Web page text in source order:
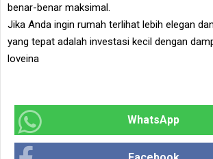
benar-benar maksimal.
Jika Anda ingin rumah terlihat lebih elegan
yang tepat adalah investasi kecil dengan
loveina
WhatsApp